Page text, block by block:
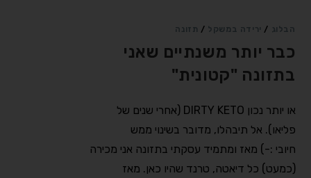
הבלוג / ירידה במשקל / תזונה
כבר יותר משנתיים שאני
בתזונה "קטונית"
או יותר נכון DIRTY KETO (אחרי שנים של
פליאו). ‎אל תיבהלו, מדובר בשינוי ממש
חיובי :-) ‎מאז ומתמיד עסקתי בתזונה אני מכירה
(כמעט) כל דיאטה, טרנד שהיו כאן. מאז